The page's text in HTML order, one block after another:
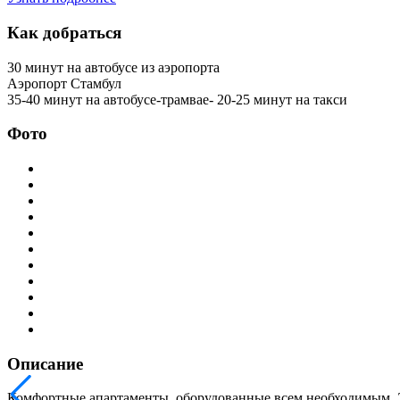
Как добраться
30 минут на автобусе из аэропорта
Аэропорт Стамбул
35-40 минут на автобусе-трамвае- 20-25 минут на такси
Фото
Описание